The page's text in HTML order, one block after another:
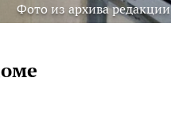
Фото из архива редакции